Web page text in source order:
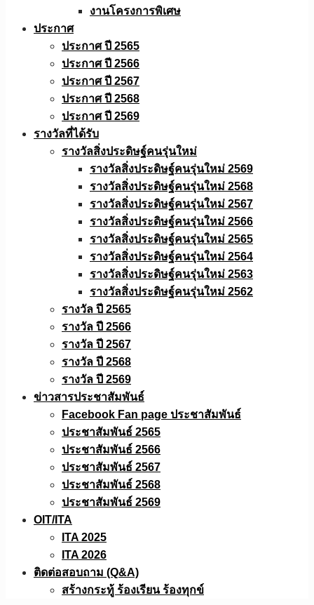
งานโครงการพิเศษ
ประกาศ
ประกาศ ปี 2565
ประกาศ ปี 2566
ประกาศ ปี 2567
ประกาศ ปี 2568
ประกาศ ปี 2569
รางวัลที่ได้รับ
รางวัลสิ่งประดิษฐ์คนรุ่นใหม่
รางวัลสิ่งประดิษฐ์คนรุ่นใหม่ 2569
รางวัลสิ่งประดิษฐ์คนรุ่นใหม่ 2568
รางวัลสิ่งประดิษฐ์คนรุ่นใหม่ 2567
รางวัลสิ่งประดิษฐ์คนรุ่นใหม่ 2566
รางวัลสิ่งประดิษฐ์คนรุ่นใหม่ 2565
รางวัลสิ่งประดิษฐ์คนรุ่นใหม่ 2564
รางวัลสิ่งประดิษฐ์คนรุ่นใหม่ 2563
รางวัลสิ่งประดิษฐ์คนรุ่นใหม่ 2562
รางวัล ปี 2565
รางวัล ปี 2566
รางวัล ปี 2567
รางวัล ปี 2568
รางวัล ปี 2569
ข่าวสารประชาสัมพันธ์
Facebook Fan page ประชาสัมพันธ์
ประชาสัมพันธ์ 2565
ประชาสัมพันธ์ 2566
ประชาสัมพันธ์ 2567
ประชาสัมพันธ์ 2568
ประชาสัมพันธ์ 2569
OIT/ITA
ITA 2025
ITA 2026
ติดต่อสอบถาม (Q&A)
สร้างกระทู้ ร้องเรียน ร้องทุกข์